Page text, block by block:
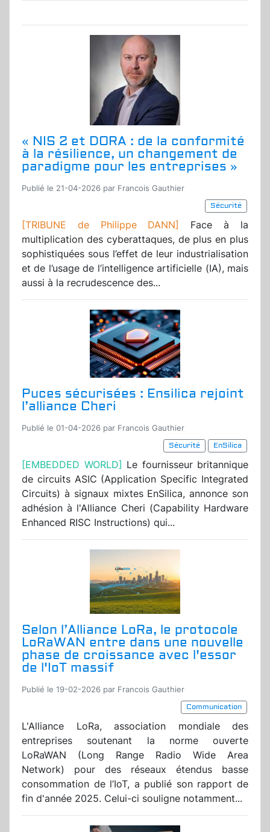
« NIS 2 et DORA : de la conformité
à la résilience, un changement de
paradigme pour les entreprises »
Publié le 21-04-2026 par Francois Gauthier
Sécurité
[TRIBUNE de Philippe DANN]
Face à la
multiplication des cyberattaques, de plus en plus
sophistiquées sous l’effet de leur industrialisation
et de l’usage de l’intelligence artificielle (IA), mais
aussi à la recrudescence des...
Puces sécurisées : Ensilica rejoint
l’alliance Cheri
Publié le 01-04-2026 par Francois Gauthier
Sécurité
EnSilica
[EMBEDDED WORLD] Le fournisseur britannique
de circuits ASIC (Application Specific Integrated
Circuits) à signaux mixtes EnSilica, annonce son
adhésion à l'Alliance Cheri (Capability Hardware
Enhanced RISC Instructions) qui...
Selon l’Alliance LoRa, le protocole
LoRaWAN entre dans une nouvelle
phase de croissance avec l'essor
de l'IoT massif
Publié le 19-02-2026 par Francois Gauthier
Communication
L'Alliance LoRa, association mondiale des
entreprises soutenant la norme ouverte
LoRaWAN (Long Range Radio Wide Area
Network) pour des réseaux étendus basse
consommation de l’IoT, a publié son rapport de
fin d'année 2025. Celui-ci souligne notamment...